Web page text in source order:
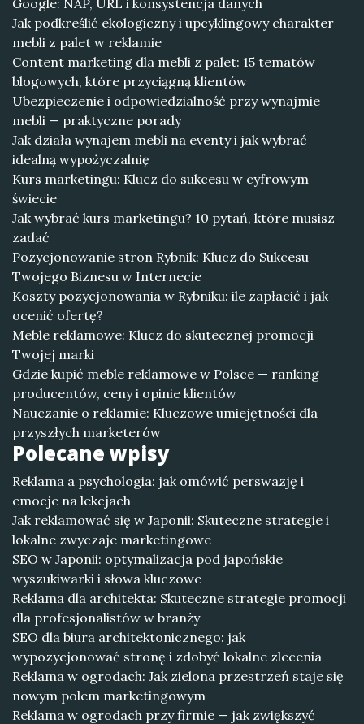
Google: NAP, URL i konsystencja danych
Jak podkreślić ekologiczny i upcyklingowy charakter
mebli z palet w reklamie
Content marketing dla mebli z palet: 15 tematów
blogowych, które przyciągną klientów
Ubezpieczenie i odpowiedzialność przy wynajmie
mebli — praktyczne porady
Jak działa wynajem mebli na eventy i jak wybrać
idealną wypożyczalnię
Kurs marketingu: Klucz do sukcesu w cyfrowym
świecie
Jak wybrać kurs marketingu? 10 pytań, które musisz
zadać
Pozycjonowanie stron Rybnik: Klucz do Sukcesu
Twojego Biznesu w Internecie
Koszty pozycjonowania w Rybniku: ile zapłacić i jak
ocenić ofertę?
Meble reklamowe: Klucz do skutecznej promocji
Twojej marki
Gdzie kupić meble reklamowe w Polsce — ranking
producentów, ceny i opinie klientów
Nauczanie o reklamie: Kluczowe umiejętności dla
przyszłych marketerów
Polecane wpisy
Reklama a psychologia: jak omówić perswazję i
emocje na lekcjach
Jak reklamować się w Japonii: Skuteczne strategie i
lokalne zwyczaje marketingowe
SEO w Japonii: optymalizacja pod japońskie
wyszukiwarki i słowa kluczowe
Reklama dla architekta: Skuteczne strategie promocji
dla profesjonalistów w branży
SEO dla biura architektonicznego: jak
wypozycjonować stronę i zdobyć lokalne zlecenia
Reklama w ogrodach: Jak zielona przestrzeń staje się
nowym polem marketingowym
Reklama w ogrodach przy firmie — jak zwiększyć